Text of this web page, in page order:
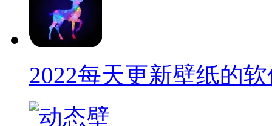
2022每天更新壁纸的